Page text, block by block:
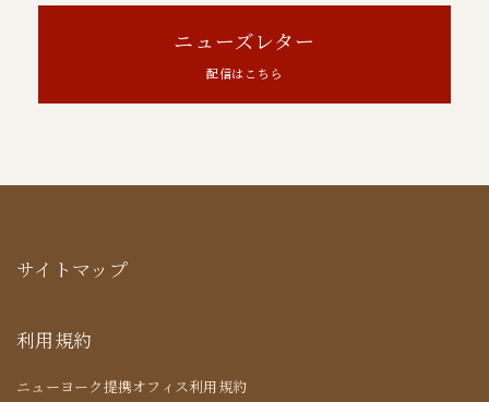
ニューズレター
配信はこちら
サイトマップ
利用規約
ニューヨーク提携オフィス利用規約